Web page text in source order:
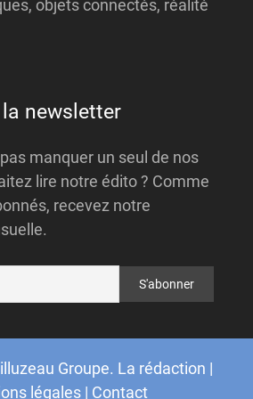
objets connectés, réalité
newsletter
manquer un seul de nos
lire notre édito ? Comme
recevez notre
Groupe. La rédaction |
légales| Contact